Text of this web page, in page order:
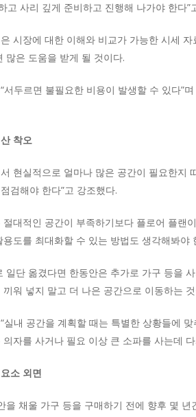
고 사리 깊게 준비하고 진행해 나가야 한다”
시장에 대한 이해와 비교가 가능한 시세
많은 도움을 받게 될 것이다.
서두르면 불필요한 비용이 발생할 수 있다”
착오
현실적으로 얼마나 많은 공간이 필요한지
검해야 한다”고 강조했다.
절대적인 공간이 부족하기보다 플로어 플랜
도를 최대화할 수 있는 방법도 생각해봐야
일단 옮겼다면 한동안은 추가로 가구 등을
워 넣지 말고 더 나은 공간으로 이동하는
실내 공간을 계획할 때는 특별한 상황들에
자를 사거나 필요 이상 큰 소파를 사는데
소 외면
을 채울 가구 등을 구매하기 전에 향후 몇